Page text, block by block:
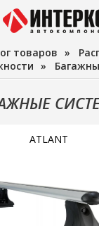
товаров »
»
ATLANT